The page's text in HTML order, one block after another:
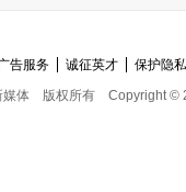
告服务 诚征英才
保护隐
媒体
版权所有 Copyright ©